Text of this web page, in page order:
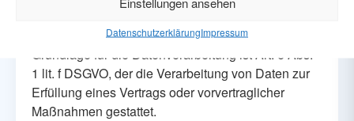
DatenschutzerklärungImpressum
Grundlage für die Datenverarbeitung ist Art. 6 Abs.
1 lit. f DSGVO, der die Verarbeitung von Daten zur
Erfüllung eines Vertrags oder vorvertraglicher
Maßnahmen gestattet.